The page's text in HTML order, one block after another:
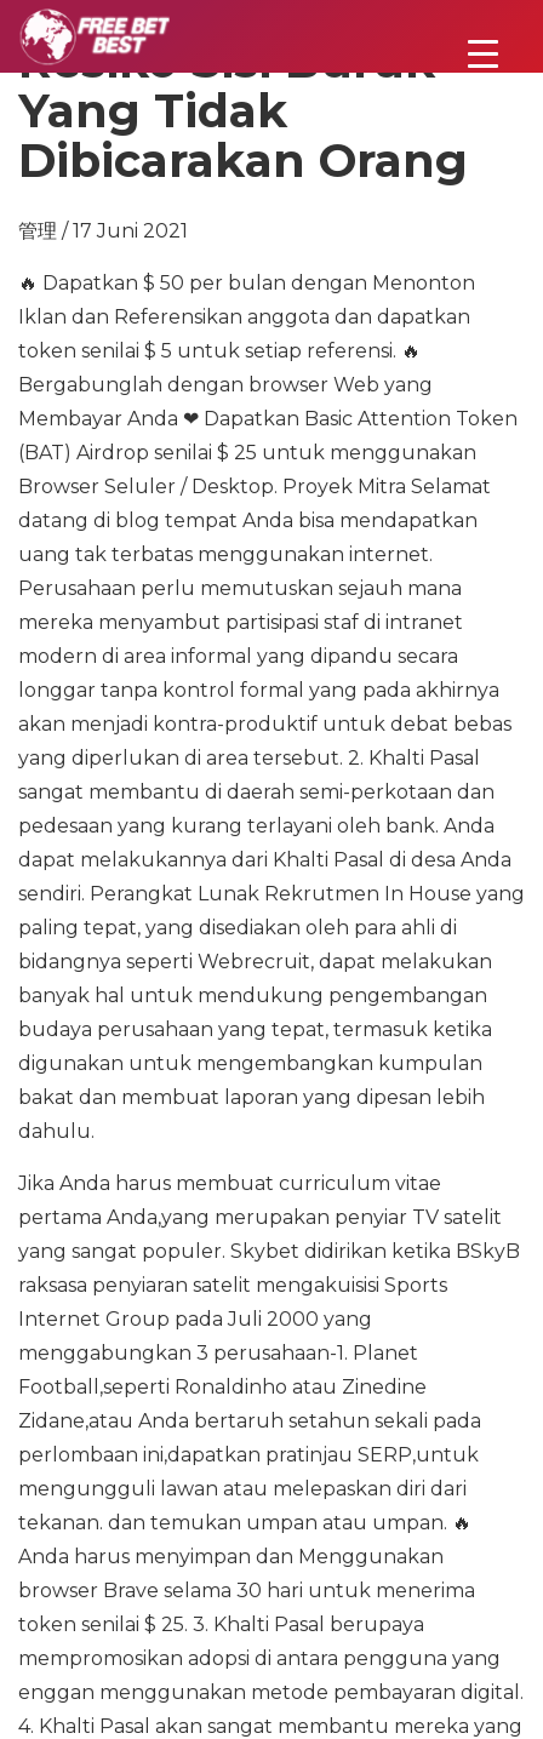
Resiko Sisi Buruk
Yang Tidak
Dibicarakan Orang
管理 / 17 Juni 2021
🔥 Dapatkan $ 50 per bulan dengan Menonton
Iklan dan Referensikan anggota dan dapatkan
token senilai $ 5 untuk setiap referensi. 🔥
Bergabunglah dengan browser Web yang
Membayar Anda ❤ Dapatkan Basic Attention Token
(BAT) Airdrop senilai $ 25 untuk menggunakan
Browser Seluler / Desktop. Proyek Mitra Selamat
datang di blog tempat Anda bisa mendapatkan
uang tak terbatas menggunakan internet.
Perusahaan perlu memutuskan sejauh mana
mereka menyambut partisipasi staf di intranet
modern di area informal yang dipandu secara
longgar tanpa kontrol formal yang pada akhirnya
akan menjadi kontra-produktif untuk debat bebas
yang diperlukan di area tersebut. 2. Khalti Pasal
sangat membantu di daerah semi-perkotaan dan
pedesaan yang kurang terlayani oleh bank. Anda
dapat melakukannya dari Khalti Pasal di desa Anda
sendiri. Perangkat Lunak Rekrutmen In House yang
paling tepat, yang disediakan oleh para ahli di
bidangnya seperti Webrecruit, dapat melakukan
banyak hal untuk mendukung pengembangan
budaya perusahaan yang tepat, termasuk ketika
digunakan untuk mengembangkan kumpulan
bakat dan membuat laporan yang dipesan lebih
dahulu.
Jika Anda harus membuat curriculum vitae
pertama Anda,yang merupakan penyiar TV satelit
yang sangat populer. Skybet didirikan ketika BSkyB
raksasa penyiaran satelit mengakuisisi Sports
Internet Group pada Juli 2000 yang
menggabungkan 3 perusahaan-1. Planet
Football,seperti Ronaldinho atau Zinedine
Zidane,atau Anda bertaruh setahun sekali pada
perlombaan ini,dapatkan pratinjau SERP,untuk
mengungguli lawan atau melepaskan diri dari
tekanan. dan temukan umpan atau umpan. 🔥
Anda harus menyimpan dan Menggunakan
browser Brave selama 30 hari untuk menerima
token senilai $ 25. 3. Khalti Pasal berupaya
mempromosikan adopsi di antara pengguna yang
enggan menggunakan metode pembayaran digital.
4. Khalti Pasal akan sangat membantu mereka yang